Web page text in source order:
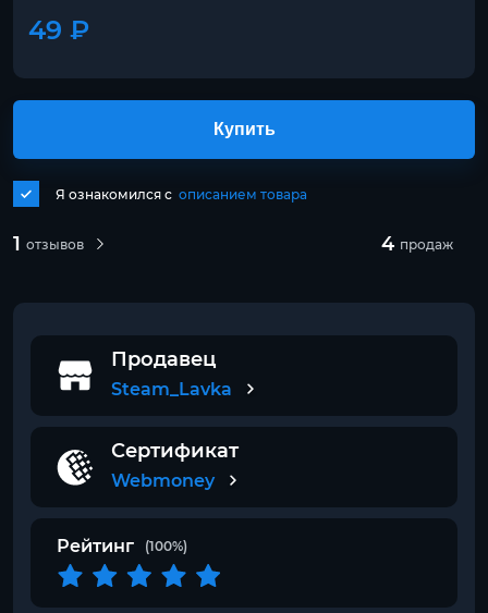
49 ₽
1 отзывов 4 продаж
Я ознакомился с описанием товара
Купить
Продавец
Steam_Lavka
Сертификат
Webmoney
Рейтинг (100%)